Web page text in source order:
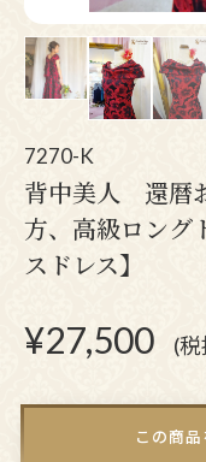
7270-K
背中美人 還暦
方、高級ロング
スドレス】
¥27,500 (
この商